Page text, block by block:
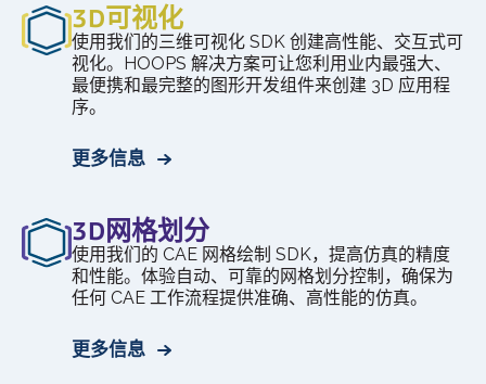
3D可视化
使用我们的三维可视化 SDK 创建高性能、交互式可
视化。HOOPS 解决方案可让您利用业内最强大、
最便携和最完整的图形开发组件来创建 3D 应用程
序。
更多信息
3D网格划分
使用我们的 CAE 网格绘制 SDK，提高仿真的精度
和性能。体验自动、可靠的网格划分控制，确保为
任何 CAE 工作流程提供准确、高性能的仿真。
更多信息